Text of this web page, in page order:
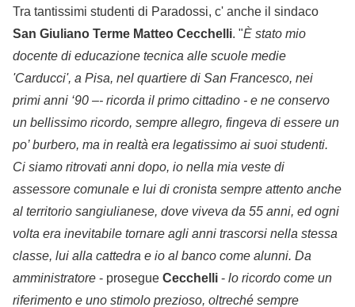
Tra tantissimi studenti di Paradossi, c' anche il sindaco
San Giuliano Terme Matteo Cecchelli. "È stato mio
docente di educazione tecnica alle scuole medie
'Carducci', a Pisa, nel quartiere di San Francesco, nei
primi anni ‘90 –- ricorda il primo cittadino - e ne conservo
un bellissimo ricordo, sempre allegro, fingeva di essere un
po’ burbero, ma in realtà era legatissimo ai suoi studenti.
Ci siamo ritrovati anni dopo, io nella mia veste di
assessore comunale e lui di cronista sempre attento anche
al territorio sangiulianese, dove viveva da 55 anni, ed ogni
volta era inevitabile tornare agli anni trascorsi nella stessa
classe, lui alla cattedra e io al banco come alunni. Da
amministratore - prosegue Cecchelli - lo ricordo come un
riferimento e uno stimolo prezioso, oltreché sempre